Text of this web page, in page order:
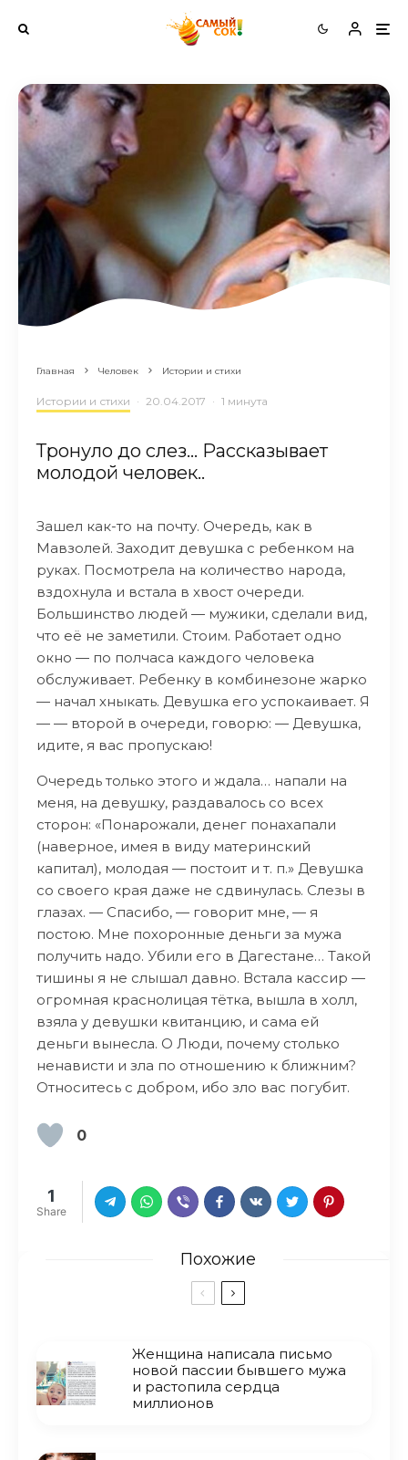
Главная Человек Истории и стихи
Истории и стихи · 20.04.2017 · 1 минута
Тронуло до слез… Рассказывает
молодой человек..
Зашел как-то на почту. Очередь, как в
Мавзолей. Заходит девушка с ребенком на
руках. Посмотрела на количество народа,
вздохнула и встала в хвост очереди.
Большинство людей — мужики, сделали вид,
что её не заметили. Стоим. Работает одно
окно — по полчаса каждого человека
обслуживает. Ребенку в комбинезоне жарко
— начал хныкать. Девушка его успокаивает. Я
— — второй в очереди, говорю: — Девушка,
идите, я вас пропускаю!
Очередь только этого и ждала… напали на
меня, на девушку, раздавалось со всех
сторон: «Понарожали, денег понахапали
(наверное, имея в виду материнский
капитал), молодая — постоит и т. п.» Девушка
со своего края даже не сдвинулась. Слезы в
глазах. — Спасибо, — говорит мне, — я
постою. Мне похоронные деньги за мужа
получить надо. Убили его в Дагестане… Такой
тишины я не слышал давно. Встала кассир —
огромная краснолицая тётка, вышла в холл,
взяла у девушки квитанцию, и сама ей
деньги вынесла. О Люди, почему столько
ненависти и зла по отношению к ближним?
Относитесь с добром, ибо зло вас погубит.
0
1
Share
Похожие
Женщина написала письмо
новой пассии бывшего мужа
и растопила сердца
миллионов